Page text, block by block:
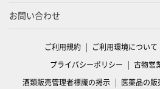
お問い合わせ
ご利用規約 ご利用環境について
プライバシーポリシー
古物営
酒類販売管理者標識の掲示
医薬品の